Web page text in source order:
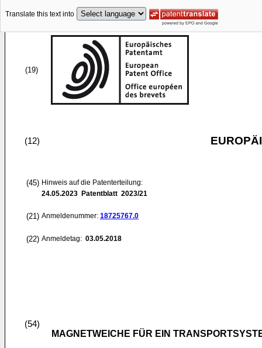
Translate this text into
(19)
(12)
(45) Hinweis auf die Patenterteilung:
24.05.2023 Patentblatt 2023/21
(21) Anmeldenummer: 18725767.0
(22) Anmeldetag: 03.05.2018
(54)
MAGNETWEICHE FÜR EIN